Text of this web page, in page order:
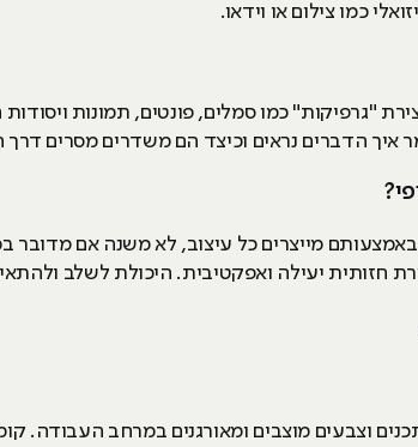
כמו צילום או וידאו.
"גרפיקות" כמו סמלים, פונטים, תמונות
איך הדברים נראים וכיצד הם משדרים מסרים דרך
מייצרים כל עיצוב, לא משנה אם מדובר
חזותית יעילה ואפקטיבית. היכולת לשלב
וצבעים מוצבים ומאורגנים במרחב העבודה.